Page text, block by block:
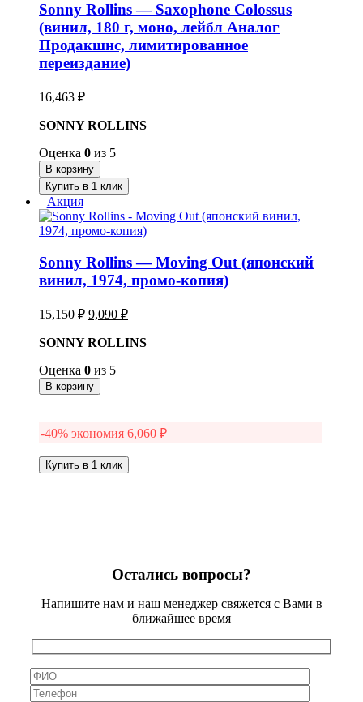
Sonny Rollins — Saxophone Colossus
(винил, 180 г, моно, лейбл Аналог
Продакшнс, лимитированное
переиздание)
16,463 ₽
SONNY ROLLINS
Оценка 0 из 5
В корзину
Купить в 1 клик
Акция
Sonny Rollins — Moving Out (японский
винил, 1974, промо-копия)
15,150₽ Первоначальная
составляла
9,090 ₽Текущая
9,090 ₽.
SONNY ROLLINS
Оценка 0 из 5
В корзину
-40% экономия 6,060 ₽
Купить в 1 клик
Остались вопросы?
Напишите нам и наш менеджер свяжется с Вами в
ближайшее время